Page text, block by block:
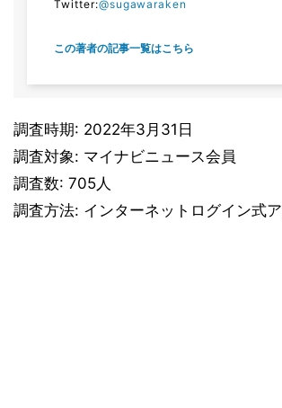
Twitter:@sugawaraken
この著者の記事一覧はこちら
調査時期: 2022年3月31日
調査対象: マイナビニュース会員
調査数: 705人
調査方法: インターネットログイン式